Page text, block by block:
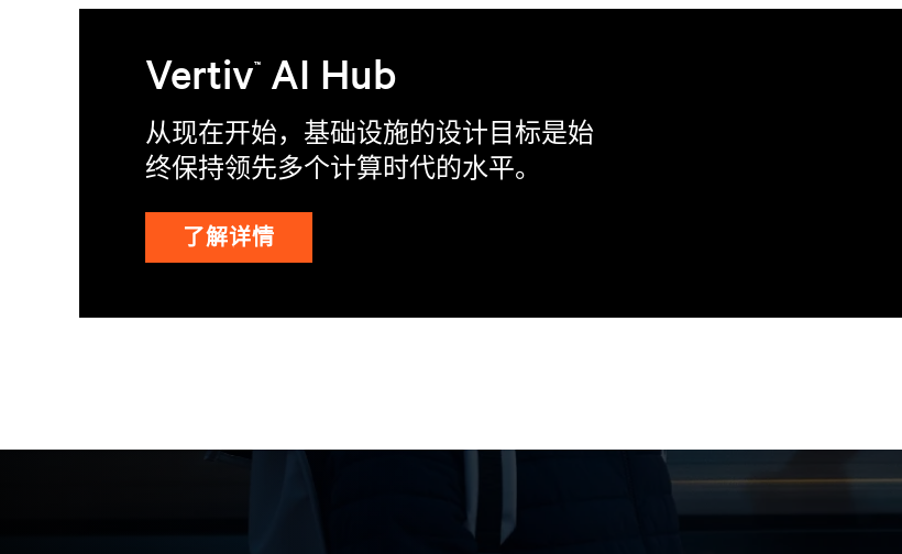
Vertiv™ AI Hub
从现在开始，基础设施的设计目标是始
终保持领先多个计算时代的水平。
了解详情